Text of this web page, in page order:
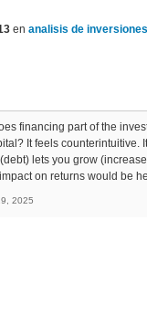
en analisis de inversiones
financing part of the
It feels counterintuitive.
lets you grow
on returns would be
2025